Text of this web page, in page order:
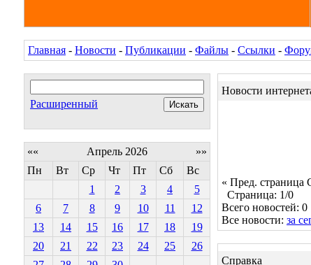
Главная - Новости - Публикации - Файлы - Ссылки -
Расширенный
«« Апрель 2026
»»
Пн
Вт Ср Чт Пт Сб
Вс
1
2 3 4
5
6
7 8 9 10 11
12
13
14 15 16 17 18
19
20
21 22 23 24 25
26
Новости
« Пред. страница
Страница: 1/0
Всего новостей: 0
Все новости: за
Справка